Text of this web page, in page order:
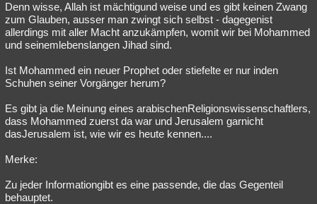
Denn wisse, Allah ist mächtigund weise und es gibt keinen Zwang
zum Glauben, ausser man zwingt sich selbst - dagegenist
allerdings mit aller Macht anzukämpfen, womit wir bei Mohammed
und seinemlebenslangen Jihad sind.
Ist Mohammed ein neuer Prophet oder stiefelte er nur inden
Schuhen seiner Vorgänger herum?
Es gibt ja die Meinung eines arabischenReligionswissenschaftlers,
dass Mohammed zuerst da war und Jerusalem garnicht
dasJerusalem ist, wie wir es heute kennen....
Merke:
Zu jeder Informationgibt es eine passende, die das Gegenteil
behauptet.